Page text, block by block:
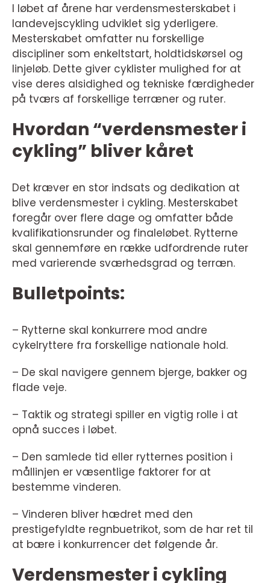
I løbet af årene har verdensmesterskabet i
landevejscykling udviklet sig yderligere.
Mesterskabet omfatter nu forskellige
discipliner som enkeltstart, holdtidskørsel og
linjeløb. Dette giver cyklister mulighed for at
vise deres alsidighed og tekniske færdigheder
på tværs af forskellige terræner og ruter.
Hvordan “verdensmester i
cykling” bliver kåret
Det kræver en stor indsats og dedikation at
blive verdensmester i cykling. Mesterskabet
foregår over flere dage og omfatter både
kvalifikationsrunder og finaleløbet. Rytterne
skal gennemføre en række udfordrende ruter
med varierende sværhedsgrad og terræn.
Bulletpoints:
– Rytterne skal konkurrere mod andre
cykelryttere fra forskellige nationale hold.
– De skal navigere gennem bjerge, bakker og
flade veje.
– Taktik og strategi spiller en vigtig rolle i at
opnå succes i løbet.
– Den samlede tid eller rytternes position i
mållinjen er væsentlige faktorer for at
bestemme vinderen.
– Vinderen bliver hædret med den
prestigefyldte regnbuetrikot, som de har ret til
at bære i konkurrencer det følgende år.
Verdensmester i cykling